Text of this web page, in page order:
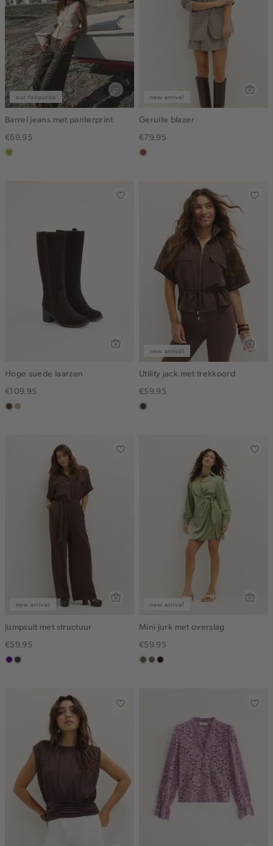
our favourite
Barrel jeans met panterprint
€69.95
meerkleurig
new arrival
Geruite blazer
€79.95
bruin
Hoge suede laarzen
€109.95
donkerbruin
zand
new arrival
Utility jack met trekkoord
€59.95
choco
new arrival
Jumpsuit met structuur
€59.95
indigochoco
new arrival
Mini jurk met overslag
€59.95
groen,
middenbruin
bordeaux,